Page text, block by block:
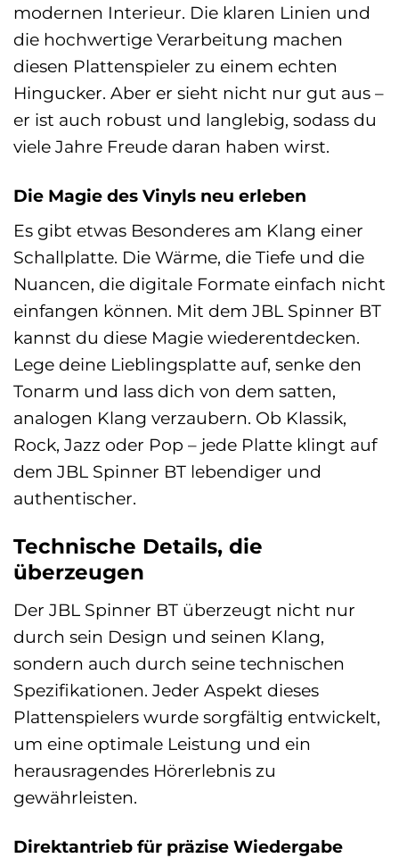
modernen Interieur. Die klaren Linien und
die hochwertige Verarbeitung machen
diesen Plattenspieler zu einem echten
Hingucker. Aber er sieht nicht nur gut aus –
er ist auch robust und langlebig, sodass du
viele Jahre Freude daran haben wirst.
Die Magie des Vinyls neu erleben
Es gibt etwas Besonderes am Klang einer
Schallplatte. Die Wärme, die Tiefe und die
Nuancen, die digitale Formate einfach nicht
einfangen können. Mit dem JBL Spinner BT
kannst du diese Magie wiederentdecken.
Lege deine Lieblingsplatte auf, senke den
Tonarm und lass dich von dem satten,
analogen Klang verzaubern. Ob Klassik,
Rock, Jazz oder Pop – jede Platte klingt auf
dem JBL Spinner BT lebendiger und
authentischer.
Technische Details, die
überzeugen
Der JBL Spinner BT überzeugt nicht nur
durch sein Design und seinen Klang,
sondern auch durch seine technischen
Spezifikationen. Jeder Aspekt dieses
Plattenspielers wurde sorgfältig entwickelt,
um eine optimale Leistung und ein
herausragendes Hörerlebnis zu
gewährleisten.
Direktantrieb für präzise Wiedergabe